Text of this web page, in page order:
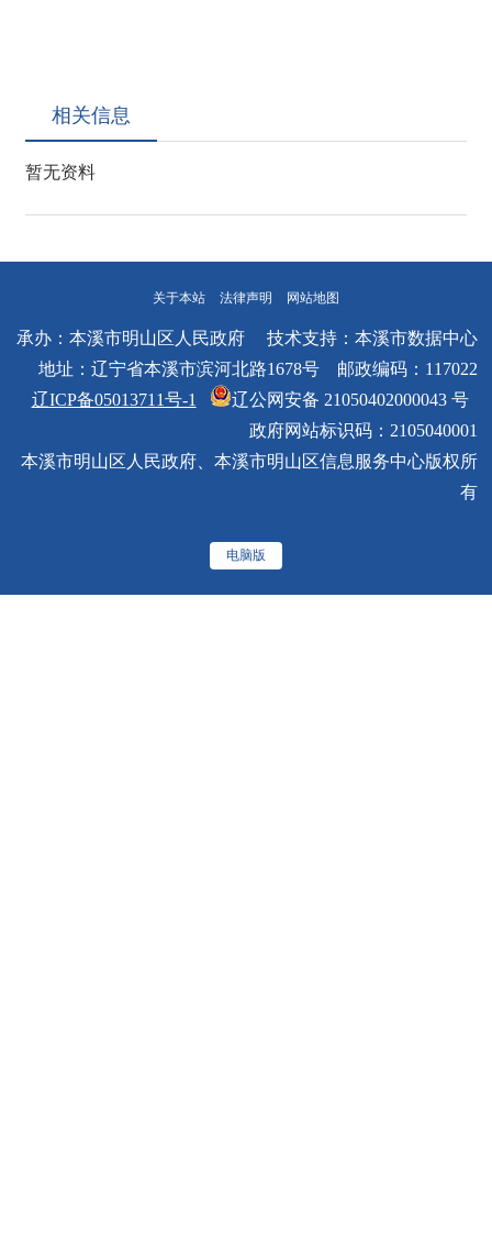
行政许
可、行政
检查、行
其他行政
案件情况疑难复杂，
涉及多个法律关系的
执法决定
案件承办机构
本信
录；
4、
相关信息
暂无资料
关于本站 法律声明 网站地图
承办：本溪市明山区人民政府 技术支持：本溪市数据中心
地址：辽宁省本溪市滨河北路1678号 邮政编码：117022
辽ICP备05013711号-1
辽公网安备 21050402000043 号
政府网站标识码：2105040001
本溪市明山区人民政府、本溪市明山区信息服务中心版权所
有
电脑版